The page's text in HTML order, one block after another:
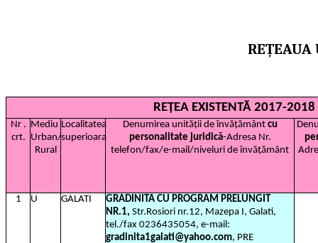
REȚEAUA
REȚEA EXISTENTĂ 2017-2018
Nr .
crt.
Mediu
Urban/
Rural
Localitatea
superioara
Denumirea unității de învățământcu
personalitate juridică-Adresa Nr.
telefon/fax/e-mail/niveluri de învățământ
1 U GALATI
GRADINITA CU PROGRAM PRELUNGIT
NR.1, Str.Rosiori nr.12, Mazepa I, Galati,
tel./fax 0236435054, e-mail:
gradinita1galati@yahoo.com, PRE